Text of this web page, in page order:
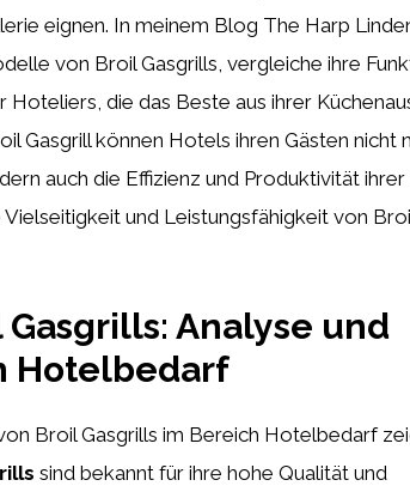
eignen. In meinem Blog The Harp
von Broil Gasgrills, vergleiche ihre
die das Beste aus ihrer
Gasgrill können Hotels ihren Gästen nicht
auch die Effizienz und Produktivität ihrer
und Leistungsfähigkeit von
Analyse und
Hotelbedarf
Broil Gasgrills im Bereich Hotelbedarf
sind bekannt für ihre hohe Qualität und